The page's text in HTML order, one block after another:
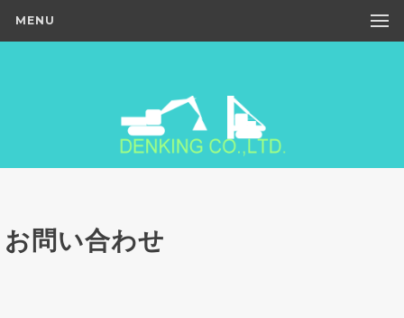
MENU
お問い合わせ